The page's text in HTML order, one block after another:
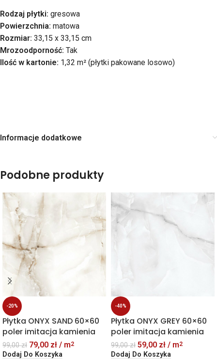
Rodzaj płytki: gresowa
Powierzchnia: matowa
Rozmiar: 33,15 x 33,15 cm
Mrozoodporność: Tak
Ilość w kartonie: 1,32 m² (płytki pakowane losowo)
Informacje dodatkowe
Podobne produkty
-20%
Płytka ONYX SAND 60×60
poler imitacja kamienia
99,00zł 79,00 zł / m2
Dodaj Do Koszyka
-40%
Płytka ONYX GREY 60×60
poler imitacja kamienia
99,00zł 59,00 zł / m2
Dodaj Do Koszyka